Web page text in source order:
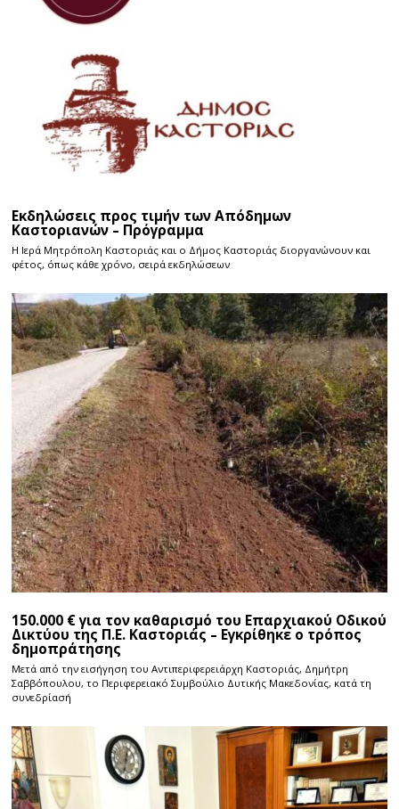
Εκδηλώσεις προς τιμήν των Απόδημων
Καστοριανών – Πρόγραμμα
Η Ιερά Μητρόπολη Καστοριάς και ο Δήμος Καστοριάς διοργανώνουν και
φέτος, όπως κάθε χρόνο, σειρά εκδηλώσεων
150.000 € για τον καθαρισμό του Επαρχιακού Οδικού
Δικτύου της Π.Ε. Καστοριάς – Εγκρίθηκε ο τρόπος
δημοπράτησης
Μετά από την εισήγηση του Αντιπεριφερειάρχη Καστοριάς, Δημήτρη
Σαββόπουλου, το Περιφερειακό Συμβούλιο Δυτικής Μακεδονίας, κατά τη
συνεδρίασή